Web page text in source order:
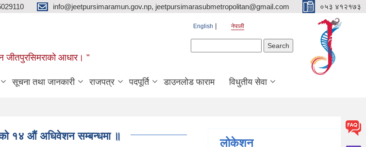
info@jeetpursimaramun.gov.np, jeetpursimarasubmetropolitan@gmail.com ०५३ ४१२१७३
जीतपुरसिमराको आधार। "
English नेपाली
सूचना तथा जानकारी राजपत्र पदपूर्ति डाउनलोड फाराम विधुतीय सेवा
१४ औं अधिवेशन सम्बन्धमा ॥
लोकेशन